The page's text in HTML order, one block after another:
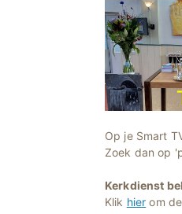
Op je Smart
Zoek dan op
Kerkdienst
Klik hier om